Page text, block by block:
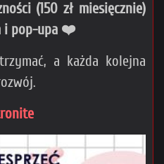
(150 zł miesięcznie)
i pop-upa ❤️
a każda kolejna